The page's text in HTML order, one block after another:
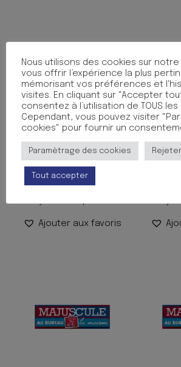
CORRECTEUR FLACON
TIPPEX 20ML SS
2.60€ TTC
Ajouter aux favoris
Nous utilisons des cookies sur
vous offrir l’expérience la plus
mémorisant vos préférences et
visites. En cliquant sur "Accepter
consentez à l’utilisation de TOUS les
Cependant, vous pouvez visiter
cookies" pour fournir un
Paramètrage des cookies Rejeter
Tout accepter